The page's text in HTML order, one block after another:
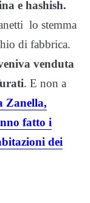
e hashish.
lo stemma
di fabbrica.
venduta
. E non a
Zanella,
fatto i
dei